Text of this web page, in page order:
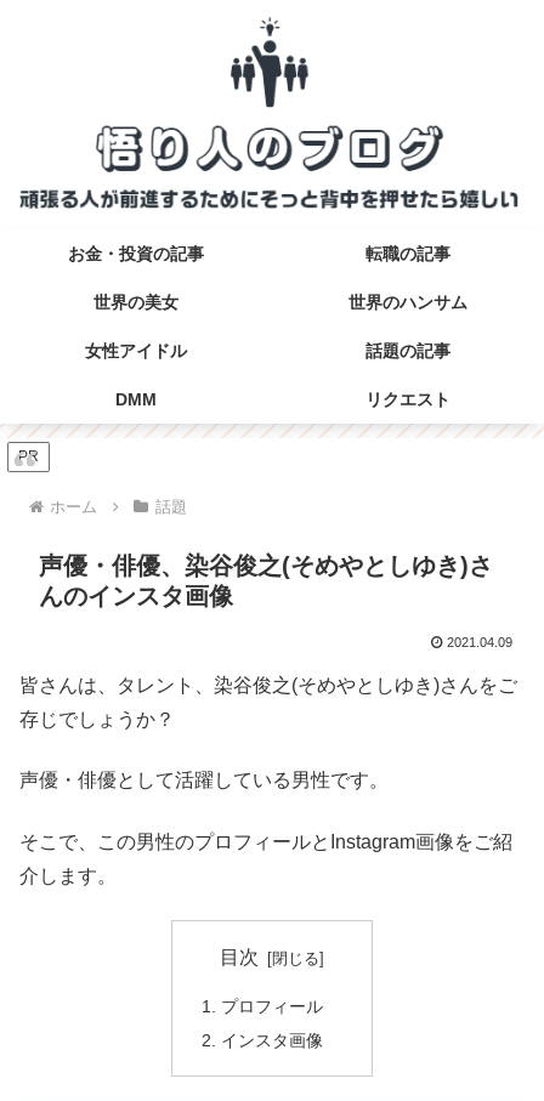
お金・投資の記事 転職の記事
世界の美女 世界のハンサム
女性アイドル 話題の記事
DMM リクエスト
PR
ホーム 話題
声優・俳優、染谷俊之(そめやとしゆき)さ
んのインスタ画像
2021.04.09
皆さんは、タレント、染谷俊之(そめやとしゆき)さんをご
存じでしょうか？
声優・俳優として活躍している男性です。
そこで、この男性のプロフィールとInstagram画像をご紹
介します。
目次
プロフィール
インスタ画像